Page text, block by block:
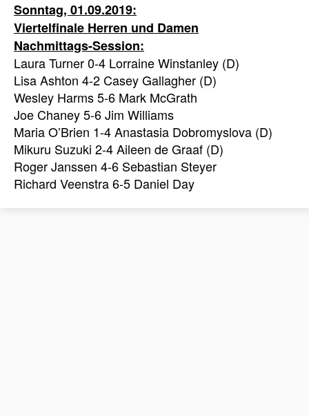
Sonntag, 01.09.2019:
Viertelfinale Herren und Damen
Nachmittags-Session:
Laura Turner 0-4 Lorraine Winstanley (D)
Lisa Ashton 4-2 Casey Gallagher (D)
Wesley Harms 5-6 Mark McGrath
Joe Chaney 5-6 Jim Williams
Maria O’Brien 1-4 Anastasia Dobromyslova (D)
Mikuru Suzuki 2-4 Aileen de Graaf (D)
Roger Janssen 4-6 Sebastian Steyer
Richard Veenstra 6-5 Daniel Day